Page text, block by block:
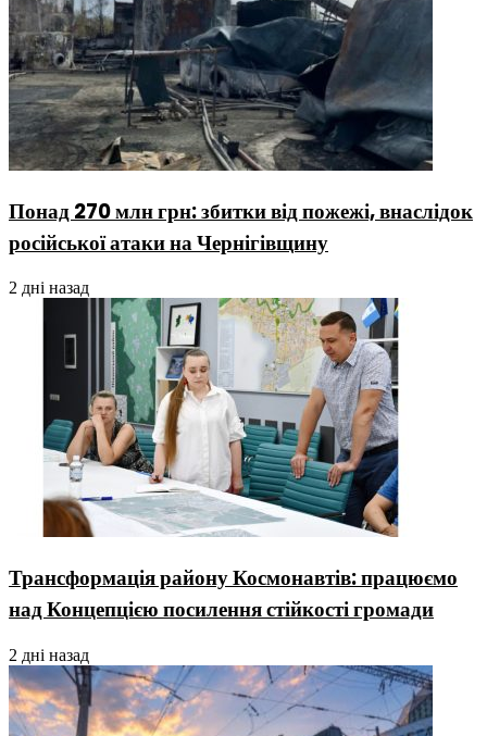
Понад 270 млн грн: збитки від пожежі, внаслідок
російської атаки на Чернігівщину
2 дні назад
Трансформація району Космонавтів: працюємо
над Концепцією посилення стійкості громади
2 дні назад